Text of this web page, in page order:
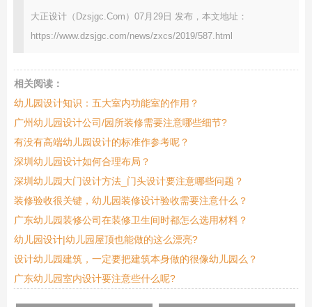
大正设计（Dzsjgc.Com）07月29日 发布，本文地址：
https://www.dzsjgc.com/news/zxcs/2019/587.html
相关阅读：
幼儿园设计知识：五大室内功能室的作用？
广州幼儿园设计公司/园所装修需要注意哪些细节?
有没有高端幼儿园设计的标准作参考呢？
深圳幼儿园设计如何合理布局？
深圳幼儿园大门设计方法_门头设计要注意哪些问题？
装修验收很关键，幼儿园装修设计验收需要注意什么？
广东幼儿园装修公司在装修卫生间时都怎么选用材料？
幼儿园设计|幼儿园屋顶也能做的这么漂亮?
设计幼儿园建筑，一定要把建筑本身做的很像幼儿园么？
广东幼儿园室内设计要注意些什么呢?